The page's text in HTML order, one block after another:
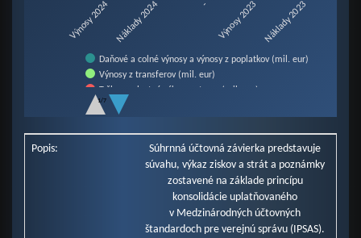
Daňové a colné výnosy a výnosy z poplatkov (mil. eur)
Výnosy z transferov (mil. eur)
Finančné výnosy (mil. eur)
Ostatné výnosy z prevádzkovej činnosti (mil. eur)
Náklady na transfery (mil. eur)
Spotrebované nákupy a služby (mil. eur)
Osobné náklady (mil. eur)
Odpisy, rezervy a opravné položky (mil. eur)
Ostatné náklady na prevádzkovú činnosť (mil. eur)
Finančné náklady (mil. eur)
1/7
V
ý
n
o
s
y
2
0
2
4 Náklady 2024 -
V
ý
n
o
s
y
2
0
2
3 Náklady 2023
Popis:
Súhrnná účtovná závierka predstavuje
súvahu, výkaz ziskov a strát a poznámky
zostavené na základe princípu
konsolidácie uplatňovaného
v Medzinárodných účtovných
štandardoch pre verejnú správu (IPSAS).